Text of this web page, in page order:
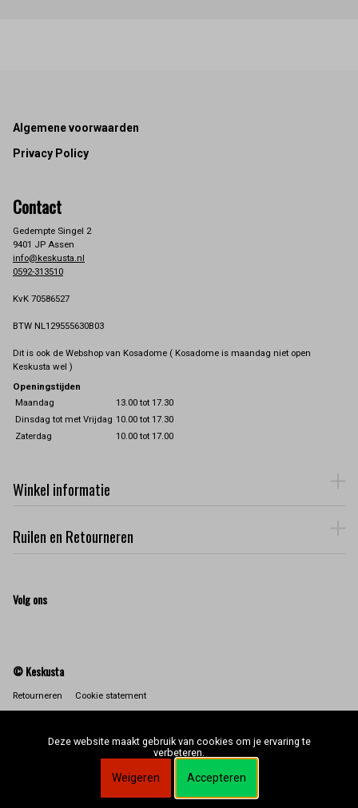
Footer
Algemene voorwaarden
Privacy Policy
Contact
Gedempte Singel 2
9401 JP Assen
info@keskusta.nl
0592-313510
KvK 70586527
BTW NL129555630B03
Dit is ook de Webshop van Kosadome ( Kosadome is maandag niet open
Keskusta wel )
Openingstijden
Maandag
13.00 tot 17.30
Dinsdag tot met Vrijdag 10.00 tot 17.30
Zaterdag
10.00 tot 17.00
Winkel informatie
Ruilen en Retourneren
Volg ons
© Keskusta
Retourneren Cookie statement
Deze website maakt gebruik van cookies om je ervaring te
verbeteren.
Weigeren Accepteren